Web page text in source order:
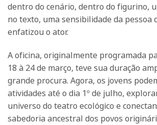
dentro do cenário, dentro do figurino,
no texto, uma sensibilidade da pessoa
enfatizou o ator.
A oficina, originalmente programada
18 à 24 de março, teve sua duração
grande procura. Agora, os jovens
atividades até o dia 1º de julho,
universo do teatro ecológico e
sabedoria ancestral dos povos